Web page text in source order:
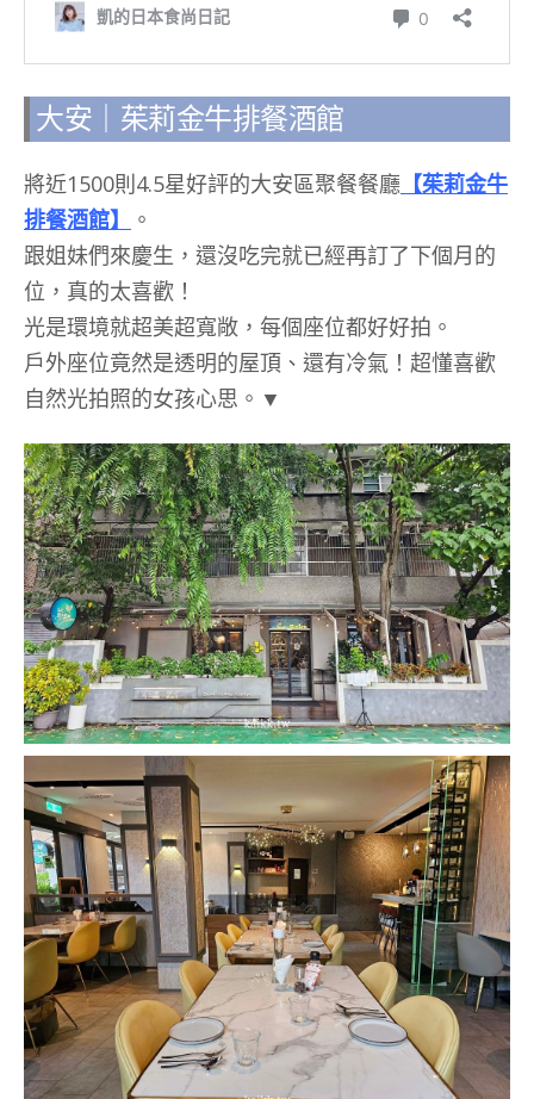
大安｜茱莉金牛排餐酒館
將近1500則4.5星好評的大安區聚餐餐廳 【茱莉金牛
排餐酒館】
。
跟姐妹們來慶生，還沒吃完就已經再訂了下個月的
位，真的太喜歡！
光是環境就超美超寬敞，每個座位都好好拍。
戶外座位竟然是透明的屋頂、還有冷氣！超懂喜歡
自然光拍照的女孩心思。▼